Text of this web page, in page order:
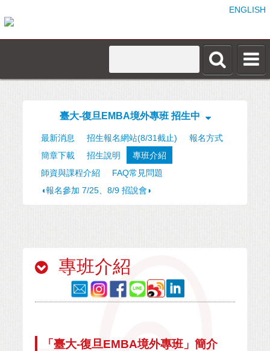
ENGLISH
臺大-復旦EMBA境外專班 招生中
最新消息 招生報名網站(8/31截止)
報名方式
簡章下載
招生說明
專班介紹
師資與課程介紹
FAQ常見問題
◖報名參加 7/25、8/9 招說會◗
專班介紹
「臺大-復旦EMBA境外專班」簡介